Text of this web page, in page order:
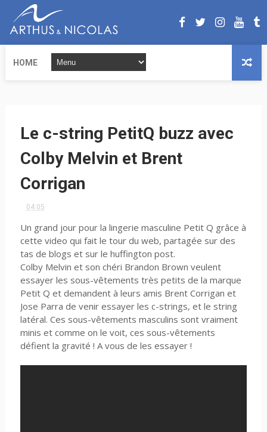
HOME
Le c-string PetitQ buzz avec
Colby Melvin et Brent
Corrigan
04:05
Un grand jour pour la lingerie masculine Petit Q grâce à
cette video qui fait le tour du web, partagée sur des
tas de blogs et sur le huffington post.
Colby Melvin et son chéri Brandon Brown veulent
essayer les sous-vêtements très petits de la marque
Petit Q et demandent à leurs amis Brent Corrigan et
Jose Parra de venir essayer les c-strings, et le string
latéral. Ces sous-vêtements masculins sont vraiment
minis et comme on le voit, ces sous-vêtements
défient la gravité ! A vous de les essayer !